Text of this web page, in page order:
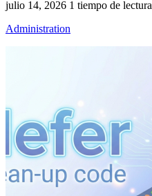
julio 14, 2026 1 tiempo de lectura
Administration